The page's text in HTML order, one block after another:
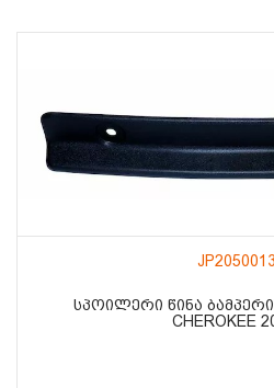
ᲡᲞᲝᲘᲚᲔᲠᲘ ᲬᲘᲜᲐ
CHEROKEE